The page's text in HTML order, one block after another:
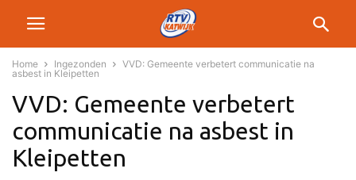
Home Ingezonden
VVD: Gemeente verbetert communicatie na
asbest in Kleipetten
VVD: Gemeente verbetert
communicatie na asbest in
Kleipetten